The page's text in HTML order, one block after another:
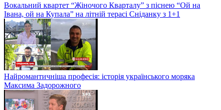
Вокальний квартет “Жіночого Кварталу” з піснею “Ой на
Івана, ой на Купала” на літній терасі Сніданку з 1+1
Найромантичніша професія: історія українського моряка
Максима Задорожного